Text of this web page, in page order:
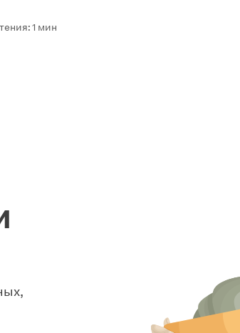
1 мин